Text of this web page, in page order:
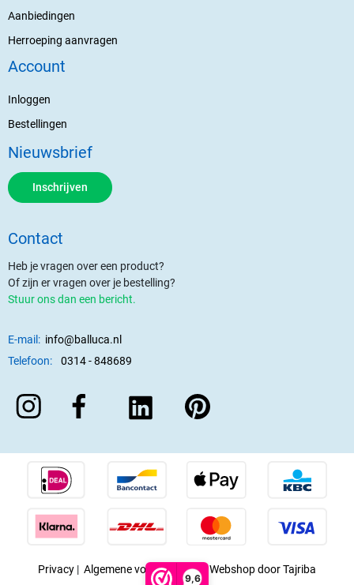
9,6
Aanbiedingen
Herroeping aanvragen
Account
Inloggen
Bestellingen
Nieuwsbrief
Inschrijven
Contact
Heb je vragen over een product?
Of zijn er vragen over je bestelling?
Stuur ons dan een bericht.
E-mail: info@balluca.nl
Telefoon:
0314 - 848689
Privacy | Algemene voorwaarden|Webshop door Tajriba